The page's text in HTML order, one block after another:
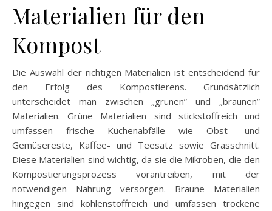
Materialien für den
Kompost
Die Auswahl der richtigen Materialien ist entscheidend für
den Erfolg des Kompostierens. Grundsätzlich
unterscheidet man zwischen „grünen” und „braunen”
Materialien. Grüne Materialien sind stickstoffreich und
umfassen frische Küchenabfälle wie Obst- und
Gemüsereste, Kaffee- und Teesatz sowie Grasschnitt.
Diese Materialien sind wichtig, da sie die Mikroben, die den
Kompostierungsprozess vorantreiben, mit der
notwendigen Nahrung versorgen. Braune Materialien
hingegen sind kohlenstoffreich und umfassen trockene